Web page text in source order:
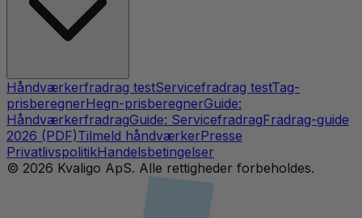
Håndværkerfradrag testServicefradrag testTag-
prisberegnerHegn-prisberegnerGuide:
HåndværkerfradragGuide: ServicefradragFradrag-guide
2026 (PDF)Tilmeld håndværkerPresse
PrivatlivspolitikHandelsbetingelser
© 2026 Kvaligo ApS. Alle rettigheder forbeholdes.